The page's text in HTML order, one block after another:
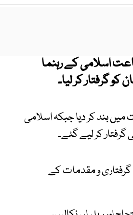
اسلامی کے رہنما
گرفتار کر لیا۔
میں بند کر دیا جبکہ اسلامی
و مقدمات کے